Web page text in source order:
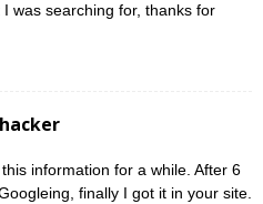
was searching for, thanks for
information for a while. After 6
finally I got it in your site.